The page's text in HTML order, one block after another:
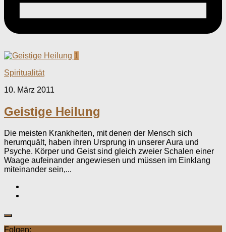
1
Spiritualität
10. März 2011
Geistige Heilung
Die meisten Krankheiten, mit denen der Mensch sich
herumquält, haben ihren Ursprung in unserer Aura und
Psyche. Körper und Geist sind gleich zweier Schalen einer
Waage aufeinander angewiesen und müssen im Einklang
miteinander sein,...
Folgen: